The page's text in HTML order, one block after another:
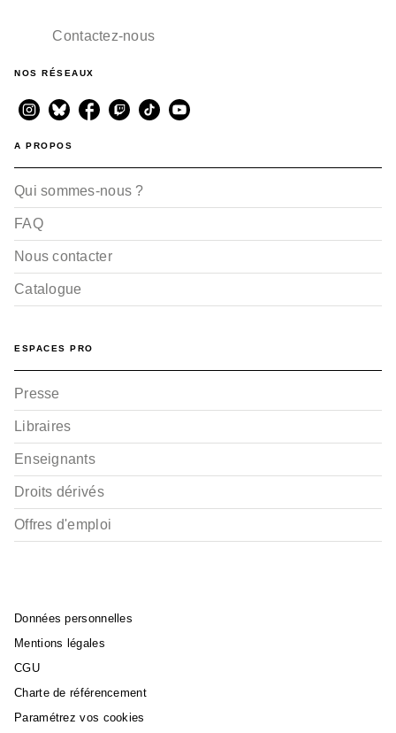
Contactez-nous
NOS RÉSEAUX
A PROPOS
Qui sommes-nous ?
FAQ
Nous contacter
Catalogue
ESPACES PRO
Presse
Libraires
Enseignants
Droits dérivés
Offres d'emploi
Données personnelles
Mentions légales
CGU
Charte de référencement
Paramétrez vos cookies